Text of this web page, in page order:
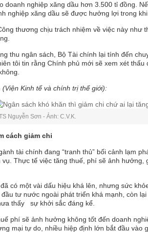
doanh nghiệp xăng dầu hơn 3.500 tỉ đồng.
nghiệp xăng dầu sẽ được hưởng lợi trong
thương chịu trách nhiệm về việc này như
thu ngân sách, Bộ Tài chính lại tính đến
tôi tin rằng Chính phủ mới sẽ xem xét
(Viện Kinh tế và chính trị thế giới):
Nguyễn Sơn - Ảnh: C.V.K.
cách giảm chi
tài chính đang “tranh thủ” bối cảnh lạm
vụ. Thực tế việc tăng thuế, phí sẽ ảnh hưởng,
có một vài dấu hiệu khá lên, nhưng sức
tư nước ngoài phát triển khá mạnh, còn
thấy sự khởi sắc đáng kể.
phí sẽ ảnh hưởng không tốt đến doanh
mại tự do, nhiều hiệp định lớn bắt đầu vào